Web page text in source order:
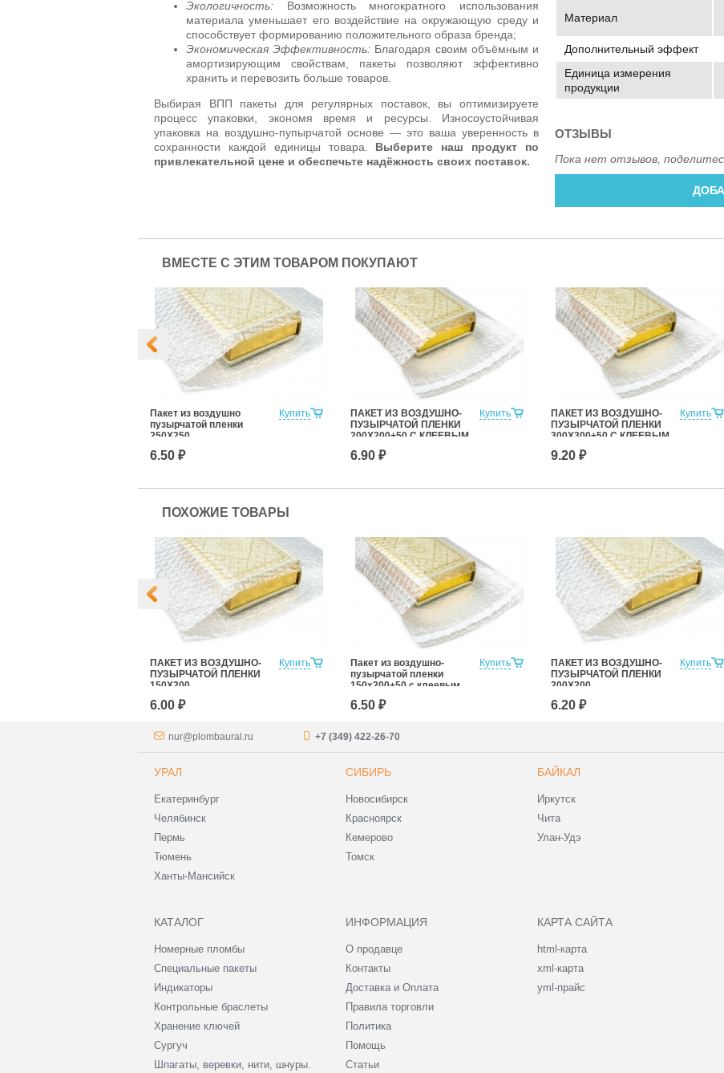
Экологичность: Возможность многократного использования
материала уменьшает его воздействие на окружающую среду и
способствует формированию положительного образа бренда;
Экономическая Эффективность: Благодаря своим объёмным и
амортизирующим свойствам, пакеты позволяют эффективно
хранить и перевозить больше товаров.
Выбирая ВПП пакеты для регулярных поставок, вы оптимизируете
процесс упаковки, экономя время и ресурсы. Износоустойчивая
упаковка на воздушно-пупырчатой основе — это ваша уверенность в
сохранности каждой единицы товара. Выберите наш продукт по
привлекательной цене и обеспечьте надёжность своих поставок.
Материал
Дополнительный эффект
Единица измерения
продукции
ОТЗЫВЫ
Пока нет отзывов,
ВМЕСТЕ С ЭТИМ ТОВАРОМ ПОКУПАЮТ
Купить
Пакет из воздушно
пузырчатой пленки
250Х250
6.50 ₽
Купить
ПАКЕТ ИЗ ВОЗДУШНО-
ПУЗЫРЧАТОЙ ПЛЕНКИ
200Х200+50 С КЛЕЕВЫМ
6.90 ₽
Купить
ПАКЕТ ИЗ ВОЗДУШНО-
ПУЗЫРЧАТОЙ ПЛЕНКИ
300Х300+50 С КЛЕЕВЫМ
9.20 ₽
ПОХОЖИЕ ТОВАРЫ
Купить
ПАКЕТ ИЗ ВОЗДУШНО-
ПУЗЫРЧАТОЙ ПЛЕНКИ
150Х200
6.00 ₽
Купить
Пакет из воздушно-
пузырчатой пленки
150х200+50 с клеевым
6.50 ₽
Купить
ПАКЕТ ИЗ ВОЗДУШНО-
ПУЗЫРЧАТОЙ ПЛЕНКИ
200Х200
6.20 ₽
nur@plombaural.ru +7 (349) 422-26-70
УРАЛ
Екатеринбург
Челябинск
Пермь
Тюмень
Ханты-Мансийск
СИБИРЬ
Новосибирск
Красноярск
Кемерово
Томск
БАЙКАЛ
Иркутск
Чита
Улан-Удэ
КАТАЛОГ
Номерные пломбы
Специальные пакеты
Индикаторы
Контрольные браслеты
Хранение ключей
Сургуч
Шпагаты, веревки, нити, шнуры.
ИНФОРМАЦИЯ
О продавце
Контакты
Доставка и Оплата
Правила торговли
Политика
Помощь
Статьи
КАРТА САЙТА
html-карта
xml-карта
yml-прайс